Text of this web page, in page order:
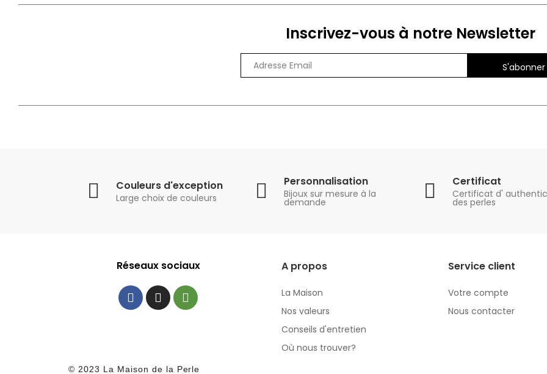
Inscrivez-vous à notre Newsletter
S'abonner
Couleurs d'exception
Large choix de couleurs
Personnalisation
Bijoux sur mesure à la
demande
Certificat
Certificat d'
des perles
Réseaux sociaux A propos
La Maison
Nos valeurs
Conseils d'entretien
Où nous trouver?
Service client
Votre compte
Nous contacter
© 2023 La Maison de la Perle